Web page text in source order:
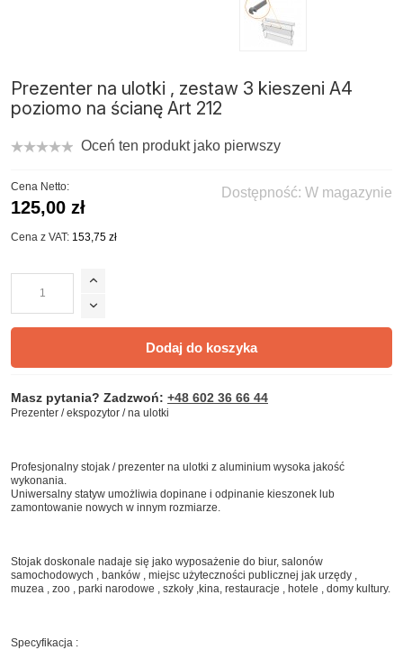
Prezenter na ulotki , zestaw 3 kieszeni A4
poziomo na ścianę Art 212
Oceń ten produkt jako pierwszy
Dostępność: W magazynie
Cena Netto:
125,00 zł
Cena z VAT: 153,75 zł
Dodaj do koszyka
Masz pytania? Zadzwoń: +48 602 36 66 44
Prezenter / ekspozytor / na ulotki
Profesjonalny stojak / prezenter na ulotki z aluminium wysoka jakość
wykonania.
Uniwersalny statyw umożliwia dopinane i odpinanie kieszonek lub
zamontowanie nowych w innym rozmiarze.
Stojak doskonale nadaje się jako wyposażenie do biur, salonów
samochodowych , banków , miejsc użyteczności publicznej jak urzędy ,
muzea , zoo , parki narodowe , szkoły ,kina, restauracje , hotele , domy kultury.
Specyfikacja :